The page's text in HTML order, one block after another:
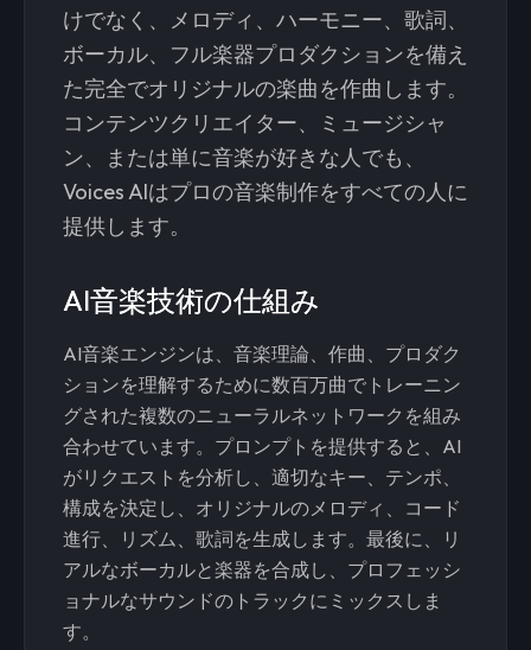
けでなく、メロディ、ハーモニー、歌詞、
ボーカル、フル楽器プロダクションを備え
た完全でオリジナルの楽曲を作曲します。
コンテンツクリエイター、ミュージシャ
ン、または単に音楽が好きな人でも、
Voices AIはプロの音楽制作をすべての人に
提供します。
AI音楽技術の仕組み
AI音楽エンジンは、音楽理論、作曲、プロダク
ションを理解するために数百万曲でトレーニン
グされた複数のニューラルネットワークを組み
合わせています。プロンプトを提供すると、AI
がリクエストを分析し、適切なキー、テンポ、
構成を決定し、オリジナルのメロディ、コード
進行、リズム、歌詞を生成します。最後に、リ
アルなボーカルと楽器を合成し、プロフェッシ
ョナルなサウンドのトラックにミックスしま
す。